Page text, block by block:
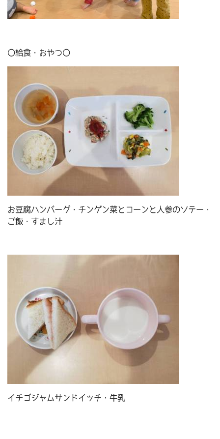
〇給食・おやつ〇
お豆腐ハンバーグ・チンゲン菜とコーンと人参のソテー・
ご飯・すまし汁
イチゴジャムサンドイッチ・牛乳